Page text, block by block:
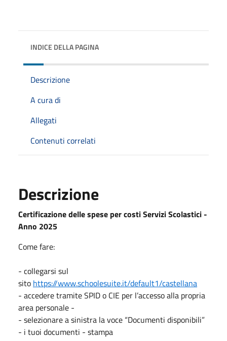
INDICE DELLA PAGINA
Descrizione
A cura di
Allegati
Contenuti correlati
Descrizione
Certificazione delle spese per costi Servizi Scolastici -
Anno 2025
Come fare:
- collegarsi sul
sito https://www.schoolesuite.it/default1/castellana
- accedere tramite SPID o CIE per l’accesso alla propria
area personale -
- selezionare a sinistra la voce “Documenti disponibili”
- i tuoi documenti - stampa